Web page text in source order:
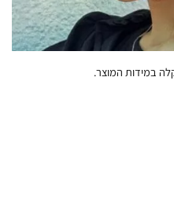
במידות המוצר.